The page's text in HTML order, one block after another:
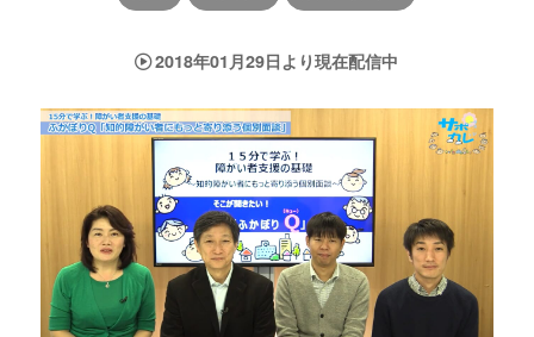
2018年01月29日より現在配信中